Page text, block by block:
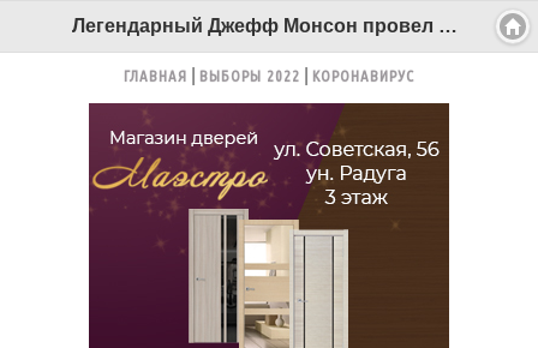
Легендарный Джефф Монсон провел тренировку в Северодвинске - Беломорканал Северодвинск tv29.ru
ГЛАВНАЯ ВЫБОРЫ 2022 КОРОНАВИРУС